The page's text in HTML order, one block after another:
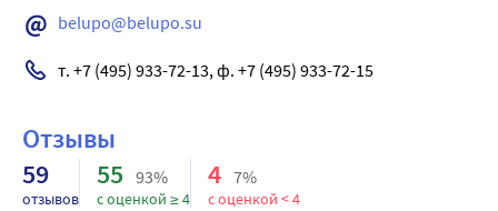
belupo@belupo.su
т. +7 (495) 933-72-13, ф. +7 (495) 933-72-15
Отзывы
59
отзывов
55 93%
с оценкой ≥ 4
4 7%
с оценкой < 4